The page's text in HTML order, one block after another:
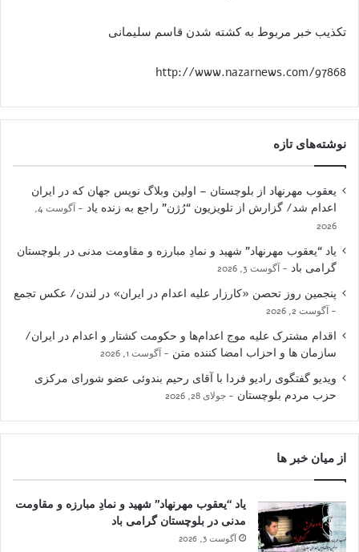
تکذیب خبر مربوط به کشته شدن قاسم سلیمانی
http://www.nazarnews.com/97868
نوشته‌های تازه
یعقوب مهرنهاد از بلوچستان – اولین وبلاگ نویس جهان که در ایران
اعدام شد/ گزارش از تلویزیون “رُژن” راجع به زنده یاد
آگوست 4,
2026
یاد “یعقوب مهرنهاد” شهید و نمادِ مبارزه و مقاومت مدنی در بلوچستان
گرامی باد
آگوست 3, 2026
پنجمین روز تحصن «کارزار علیه اعدام در ایران» در لندن/ عکس تجمع
آگوست 2, 2026
اقدام مشترک علیه موج اعدام‌ها و حکومت کشتار و اعدام در ایران/
سازمان ها و احزاب امضا کننده متن
آگوست 1, 2026
ویدیو گفتگوی رادیو فردا با آقای رحیم بندوئی عضو شورای مرکزی
حزب مردم بلوچستان
جولای 28, 2026
از میان خبر ها
یاد “یعقوب مهرنهاد” شهید و نمادِ مبارزه و مقاومت
مدنی در بلوچستان گرامی باد
آگوست 3, 2026